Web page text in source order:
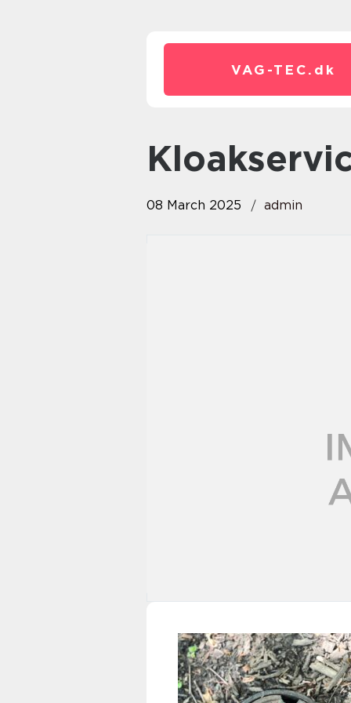
VAG-TEC. dk
08 March 2025 admin